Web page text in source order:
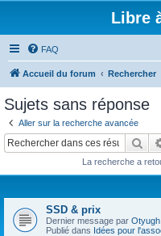
Libre
FAQ
Accueil du forum Rechercher
Sujets sans réponse
Aller sur la recherche avancée
La recherche a
SSD & prix
Dernier message par Otyugh
Publié dans Idées pour